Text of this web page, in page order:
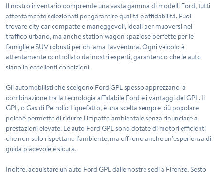
Il nostro inventario comprende una vasta gamma di modelli Ford, tutti
attentamente selezionati per garantire qualità e affidabilità. Puoi
trovare city car compatte e maneggevoli, ideali per muoversi nel
traffico urbano, ma anche station wagon spaziose perfette per le
famiglie e SUV robusti per chi ama l'avventura. Ogni veicolo è
attentamente controllato dai nostri esperti, garantendo che le auto
siano in eccellenti condizioni.
Gli automobilisti che scelgono Ford GPL spesso apprezzano la
combinazione tra la tecnologia affidabile Ford e i vantaggi del GPL. Il
GPL, o Gas di Petrolio Liquefatto, è una scelta sempre più popolare
poiché permette di ridurre l'impatto ambientale senza rinunciare a
prestazioni elevate. Le auto Ford GPL sono dotate di motori efficienti
che non solo rispettano l'ambiente, ma offrono anche un'esperienza di
guida piacevole e sicura.
Inoltre, acquistare un'auto Ford GPL dalle nostre sedi a Firenze, Sesto